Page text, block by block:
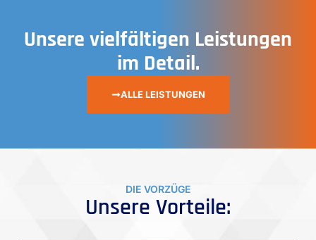
Unsere vielfältigen Leistungen
im Detail.
ALLE LEISTUNGEN
DIE VORZÜGE
Unsere Vorteile: